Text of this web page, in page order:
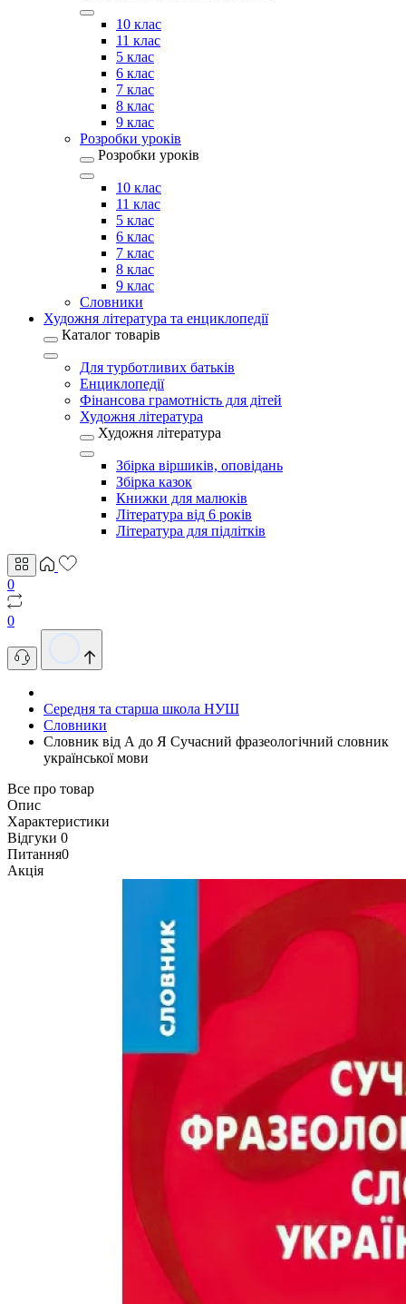
10 клас
11 клас
5 клас
6 клас
7 клас
8 клас
9 клас
Розробки уроків
Розробки уроків
10 клас
11 клас
5 клас
6 клас
7 клас
8 клас
9 клас
Словники
Художня література та енциклопедії
Каталог товарів
Для турботливих батьків
Енциклопедії
Фінансова грамотність для дітей
Художня література
Художня література
Збірка віршиків, оповідань
Збірка казок
Книжки для малюків
Література від 6 років
Література для підлітків
0
0
Середня та старша школа НУШ
Словники
Словник від А до Я Сучасний фразеологічний словник
української мови
Все про товар
Опис
Характеристики
Відгуки 0
Питання0
Акція